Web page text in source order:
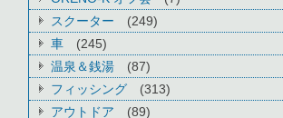
スクーター
(249)
車
(245)
温泉＆銭湯
(87)
フィッシング
(313)
アウトドア
(89)